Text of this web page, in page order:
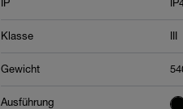
IP
Klasse
Gewicht
Ausführung